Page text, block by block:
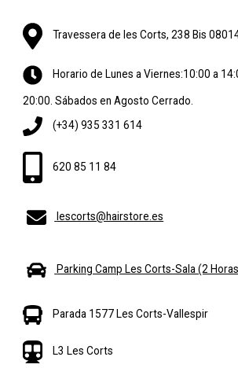
Travessera de les Corts, 238 Bis
Horario de Lunes a Viernes:10:00 a
20:00. Sábados en Agosto Cerrado.
(+34) 935 331 614
620 85 11 84
lescorts@hairstore.es
Parking Camp Les Corts-Sala (2
Parada 1577 Les Corts-Vallespir
L3 Les Corts